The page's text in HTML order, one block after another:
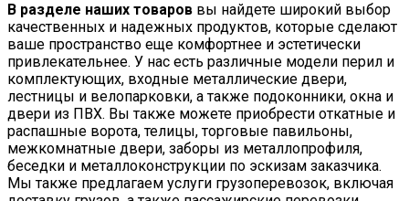
В разделе наших товаров вы найдете широкий выбор
качественных и надежных продуктов, которые сделают
ваше пространство еще комфортнее и эстетически
привлекательнее. У нас есть различные модели перил и
комплектующих, входные металлические двери,
лестницы и велопарковки, а также подоконники, окна и
двери из ПВХ. Вы также можете приобрести откатные и
распашные ворота, телицы, торговые павильоны,
межкомнатные двери, заборы из металлопрофиля,
беседки и металлоконструкции по эскизам заказчика.
Мы также предлагаем услуги грузоперевозок, включая